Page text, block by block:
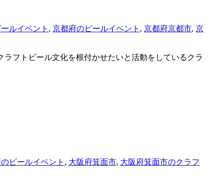
ルイベント , 京都府のビールイベント , 京都府京都市, 京
フトビール文化を根付かせたいと活動をしているクラ
ビールイベント , 大阪府箕面市, 大阪府箕面市のクラフ